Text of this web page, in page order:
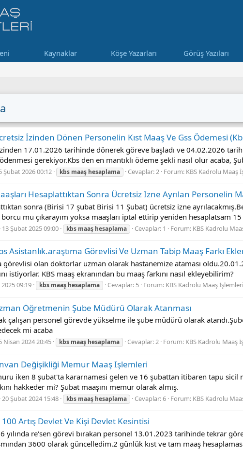
Kaynaklar Köşe Yazarları Görüş Yazıları
İzinden Dönen Personelin Kıst Maaş Ve Gss Ödemesi
17.01.2026 tarihinde dönerek göreve başladı ve 04.02.2026
gerekiyor.Kbs den en mantıklı ödeme şekli nasıl olur acaba,
Şubat 2026 00:12 kbs maaş hesaplama Cevaplar: 2 Forum: KBS Kadrolu Maaş
Hesaplattıktan Sonra Ücretsiz Izne Ayrılan Personelin
sonra (Birisi 17 şubat Birisi 11 Şubat) ücretsiz izne
mu çıkarayım yoksa maaşları iptal ettirip yeniden hesaplatsam
13 Şubat 2025 09:00 kbs maaş hesaplama Cevaplar: 1 Forum: KBS Kadrolu
Asistanlık.araştıma Görevlisi Ve Uzman Tabip Maaş Farkı
görevlisi olan doktorlar uzman olarak hastanemize ataması
istiyorlar. KBS maaş ekranından bu maaş farkını nasıl ekleyebilirim?
09:19 kbs maaş hesaplama Cevaplar: 5 Forum: KBS Kadrolu Maaş İşlemleri
Öğretmenin Şube Müdürü Olarak Atanması
çalışan personel görevde yükselme ile şube müdürü olarak
mi acaba
Nisan 2024 20:45 kbs maaş hesaplama Cevaplar: 2 Forum: KBS Kadrolu Maaş
Değişikliği Memur Maaş Işlemleri
iken 8 şubat'ta kararnamesi gelen ve 16 şubattan itibaren tapu
hakkeder mi? Şubat maaşını memur olarak almış.
20 Şubat 2024 15:48 kbs maaş hesaplama Cevaplar: 6 Forum: KBS Kadrolu
100 Artış Devlet Ve Kişi Devlet Kesintisi
yılında re'sen görevi bırakan personel 13.01.2023 tarihinde tekrar
3600 olarak güncelledim.2 günlük kıst ve tam maaş